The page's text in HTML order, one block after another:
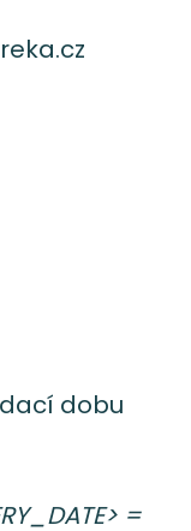
dobu
=